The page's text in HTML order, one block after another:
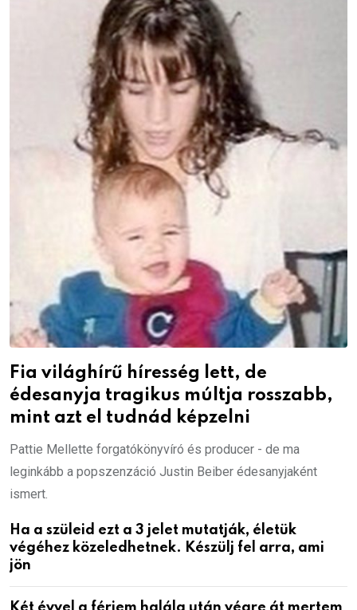
Fia világhírű híresség lett, de
édesanyja tragikus múltja rosszabb,
mint azt el tudnád képzelni
Pattie Mellette forgatókönyvíró és producer - de ma
leginkább a popszenzáció Justin Beiber édesanyjaként
ismert.
Ha a szüleid ezt a 3 jelet mutatják, életük
végéhez közeledhetnek. Készülj fel arra, ami
jön